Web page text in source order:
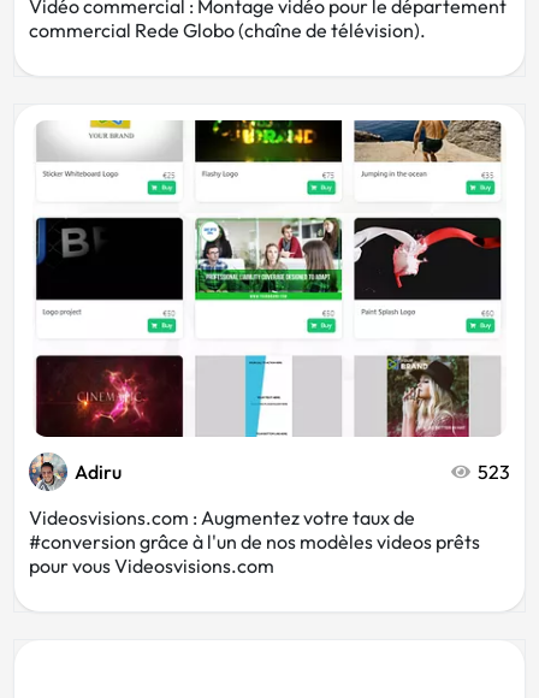
Vidéo commercial : Montage vidéo pour le département
commercial Rede Globo (chaîne de télévision).
Adiru
523
Videosvisions.com : Augmentez votre taux de
#conversion grâce à l'un de nos modèles videos prêts
pour vous Videosvisions.com